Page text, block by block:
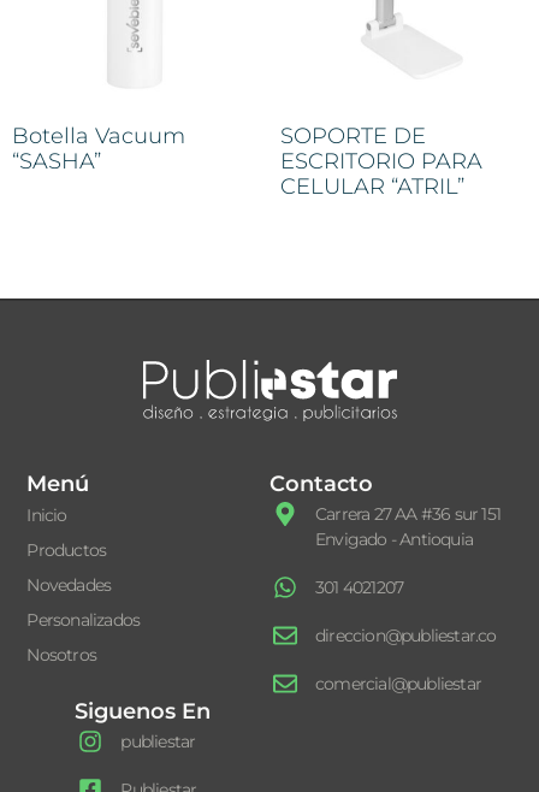
Botella Vacuum
“SASHA”
SOPORTE DE
ESCRITORIO PARA
CELULAR “ATRIL”
Menú
Inicio
Productos
Novedades
Personalizados
Nosotros
Contacto
Carrera 27 AA #36 sur 151
Envigado - Antioquia
301 4021207
direccion@publiestar.co
comercial@publiestar
Siguenos En
publiestar